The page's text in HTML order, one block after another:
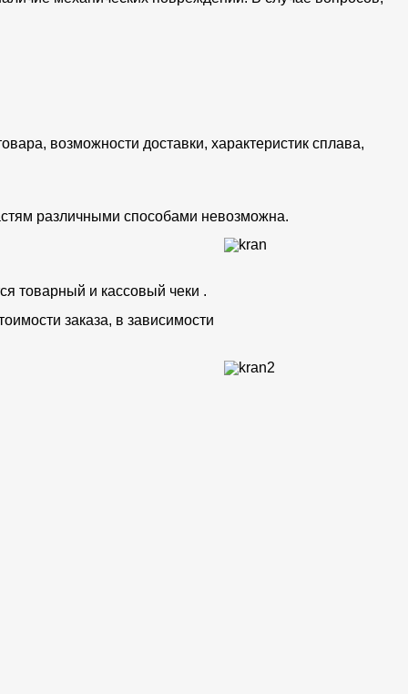
возможности доставки, характеристик сплава,
различными способами невозможна.
товарный и кассовый чеки .
заказа, в зависимости